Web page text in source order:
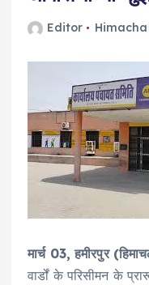
Editor
मार्च 03, हमीरपुर
वार्डों के परिसीमन के